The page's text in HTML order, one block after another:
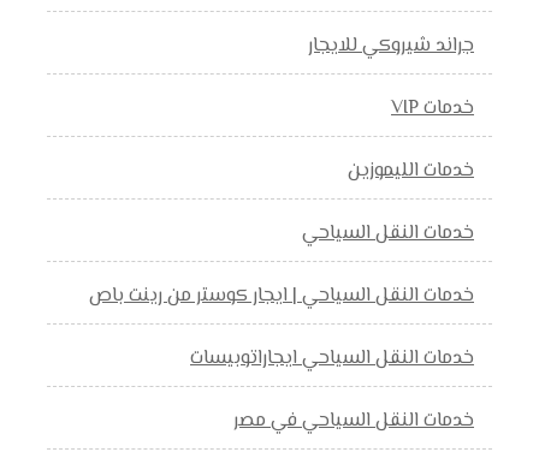
جراند شيروكي للايجار
خدمات VIP
خدمات الليموزين
خدمات النقل السياحي
خدمات النقل السياحي | ايجار كوستر من رينت باص
خدمات النقل السياحي ايجاراتوبيسات
خدمات النقل السياحي في مصر